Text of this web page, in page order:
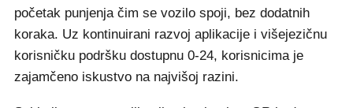
početak punjenja čim se vozilo spoji, bez dodatnih
koraka. Uz kontinuirani razvoj aplikacije i višejezičnu
korisničku podršku dostupnu 0-24, korisnicima je
zajamčeno iskustvo na najvišoj razini.